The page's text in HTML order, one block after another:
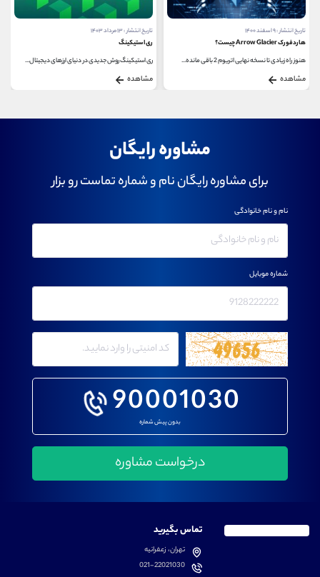
تاریخ انتشار : ۹ اسفند ۱۴۰۰
هاردفورک Arrow Glacier چیست؟
هنوز راه زیادی تا نسخه نهایی اتریوم 2 باقی مانده...
مشاهده
تاریخ انتشار : ۱۳ مرداد ۱۴۰۳
ری استیکینگ
ری استیکینگ روش جدیدی در دنیای ارزهای دیجیتال...
مشاهده
مشاوره رایگان
برای مشاوره رایگان نام و شماره تماست رو بزار
90001030
بدون پیش شماره
نام و نام خانوادگی
شماره موبایل
تماس بگیرید
تهران، زعفرانیه
021-22021030